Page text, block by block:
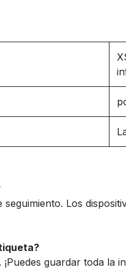
seguimiento. Los
guardar toda